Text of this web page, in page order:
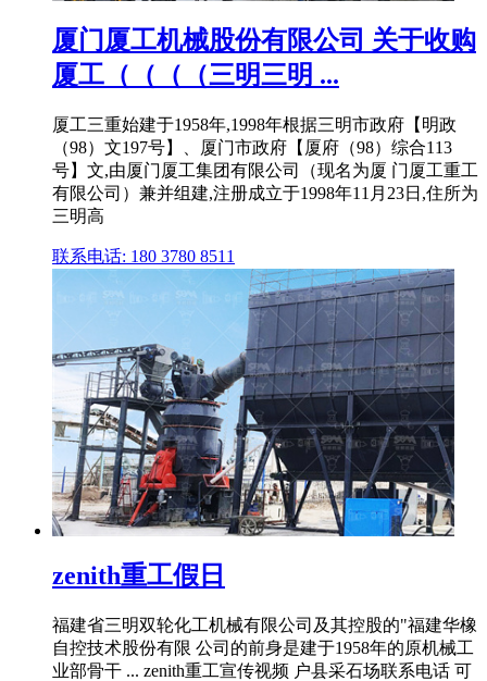
厦门厦工机械股份有限公司 关于收购
厦工（（（（三明三明 ...
厦工三重始建于1958年,1998年根据三明市政府【明政
（98）文197号】、厦门市政府【厦府（98）综合113
号】文,由厦门厦工集团有限公司（现名为厦 门厦工重工
有限公司）兼并组建,注册成立于1998年11月23日,住所为
三明高
联系电话: 180 3780 8511
zenith重工假日
福建省三明双轮化工机械有限公司及其控股的"福建华橡
自控技术股份有限 公司的前身是建于1958年的原机械工
业部骨干 ... zenith重工宣传视频 户县采石场联系电话 可